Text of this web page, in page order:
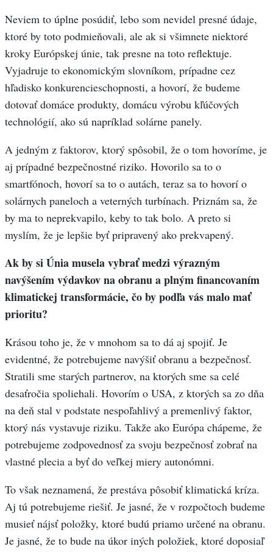
Neviem to úplne posúdiť, lebo som nevidel presné údaje,
ktoré by toto podmieňovali, ale ak si všimnete niektoré
kroky Európskej únie, tak presne na toto reflektuje.
Vyjadruje to ekonomickým slovníkom, prípadne cez
hľadisko konkurencieschopnosti, a hovorí, že budeme
dotovať domáce produkty, domácu výrobu kľúčových
technológií, ako sú napríklad solárne panely.
A jedným z faktorov, ktorý spôsobil, že o tom hovoríme, je
aj prípadné bezpečnostné riziko. Hovorilo sa to o
smartfónoch, hovorí sa to o autách, teraz sa to hovorí o
solárnych paneloch a veterných turbínach. Priznám sa, že
by ma to neprekvapilo, keby to tak bolo. A preto si
myslím, že je lepšie byť pripravený ako prekvapený.
Ak by si Únia musela vybrať medzi výrazným
navýšením výdavkov na obranu a plným financovaním
klimatickej transformácie, čo by podľa vás malo mať
prioritu?
Krásou toho je, že v mnohom sa to dá aj spojiť. Je
evidentné, že potrebujeme navýšiť obranu a bezpečnosť.
Stratili sme starých partnerov, na ktorých sme sa celé
desaťročia spoliehali. Hovorím o USA, z ktorých sa zo dňa
na deň stal v podstate nespoľahlivý a premenlivý faktor,
ktorý nás vystavuje riziku. Takže ako Európa chápeme, že
potrebujeme zodpovednosť za svoju bezpečnosť zobrať na
vlastné plecia a byť do veľkej miery autonómni.
To však neznamená, že prestáva pôsobiť klimatická kríza.
Aj tú potrebujeme riešiť. Je jasné, že v rozpočtoch budeme
musieť nájsť položky, ktoré budú priamo určené na obranu.
Je jasné, že to bude na úkor iných položiek, ktoré doposiaľ